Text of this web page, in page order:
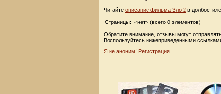
Читайте описание фильма Зло 2 в
Страницы: <нет> (всего 0 элементов)
Обратите внимание, отзывы могут
Воспользуйтесь нижеприведенными
Я не аноним! Регистрация